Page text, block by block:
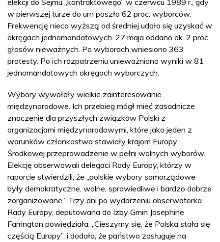
elekcji do Sejmu „kontraktowego” w czerwcu 1989 r., gdy
w pierwszej turze do urn poszło 62 proc. wyborców.
Frekwencję nieco wyższą od średniej udało się uzyskać w
okręgach jednomandatowych. 27 maja oddano ok. 2 proc.
głosów nieważnych. Po wyborach wniesiono 363
protesty. Po ich rozpatrzeniu unieważniono wyniki w 81
jednomandatowych okręgach wyborczych.
Wybory wywołały wielkie zainteresowanie
międzynarodowe. Ich przebieg mógł mieć zasadnicze
znaczenie dla przyszłych związków Polski z
organizacjami międzynarodowymi, które jako jeden z
warunków członkostwa stawiały krajom Europy
Środkowej przeprowadzenie w pełni wolnych wyborów.
Elekcję obserwowali delegaci Rady Europy, którzy w
raporcie stwierdzili, że „polskie wybory samorządowe
były demokratyczne, wolne, sprawiedliwe i bardzo dobrze
zorganizowane”. Trzy dni po wydarzeniu obserwatorka
Rady Europy, deputowana do Izby Gmin Josephine
Farrington powiedziała: „Cieszymy się, że Polska stała się
częścią Europy”, i dodała, że państwo zasługuje na